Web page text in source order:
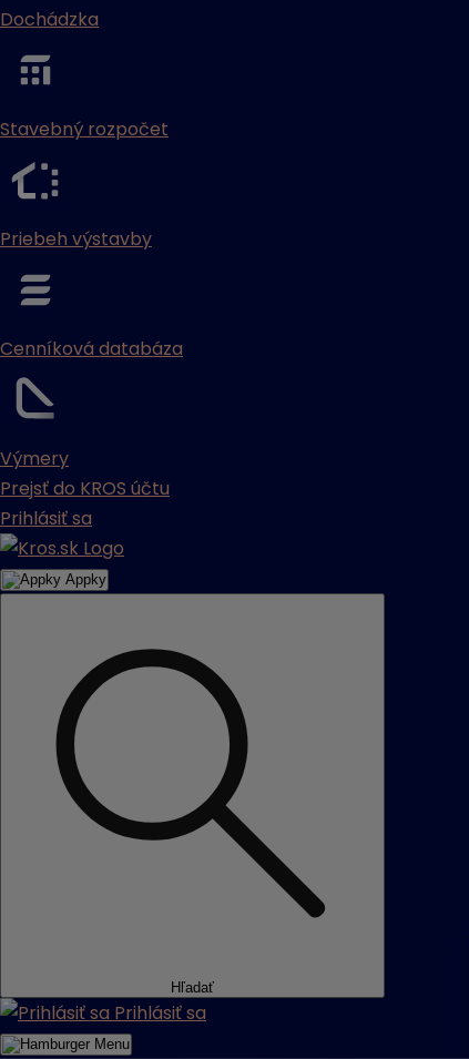
Dochádzka
Stavebný rozpočet
Priebeh výstavby
Cenníková databáza
Výmery
Prejsť do KROS účtu
Prihlásiť sa
Appky
Hľadať
Prihlásiť sa
Menu